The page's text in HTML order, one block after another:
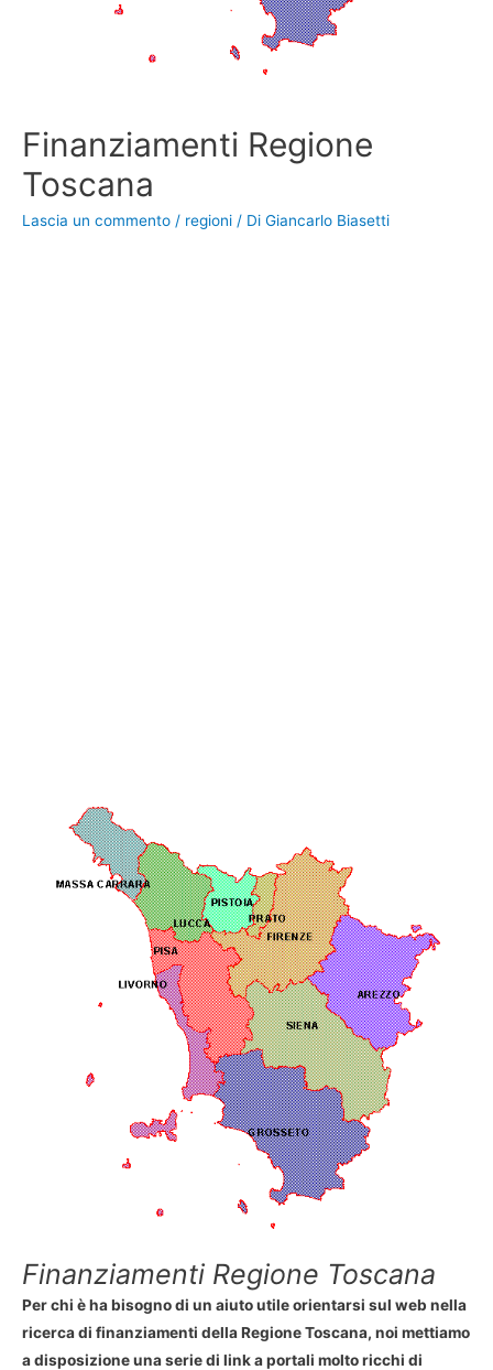
Finanziamenti Regione
Toscana
Lascia un commento / regioni / Di Giancarlo Biasetti
Finanziamenti Regione Toscana
Per chi è ha bisogno di un aiuto utile orientarsi sul web nella
ricerca di finanziamenti della Regione Toscana, noi mettiamo
a disposizione una serie di link a portali molto ricchi di